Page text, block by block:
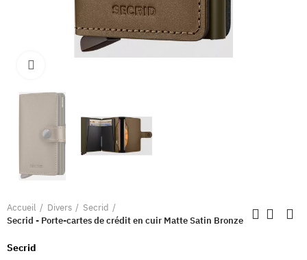
Accueil Divers
Secrid
Secrid - Porte-cartes de crédit en cuir Matte Satin Bronze
Secrid